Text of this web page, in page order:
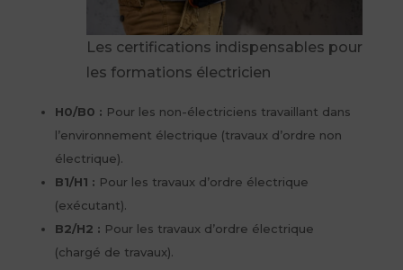
Les certifications indispensables pour
les formations électricien
H0/B0 : Pour les non-électriciens travaillant dans
l’environnement électrique (travaux d’ordre non
électrique).
B1/H1 : Pour les travaux d’ordre électrique
(exécutant).
B2/H2 : Pour les travaux d’ordre électrique
(chargé de travaux).